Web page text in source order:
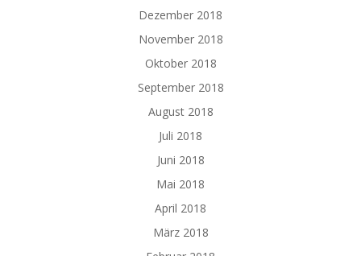
Dezember 2018
November 2018
Oktober 2018
September 2018
August 2018
Juli 2018
Juni 2018
Mai 2018
April 2018
März 2018